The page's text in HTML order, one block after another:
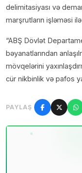
delimitasiyası və
marşrutların işləməsi ilə
“ABŞ Dövlət
bəyanatlarından
mövqelərini
cür nikbinlik və pafos
PAYLAŞ